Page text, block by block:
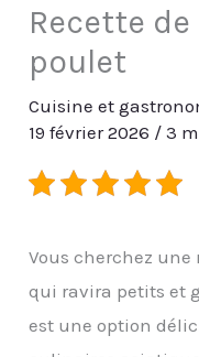
Recette
poulet
Cuisine et
19 février 2026 /3
Vous cherchez
qui ravira petits et
est une option